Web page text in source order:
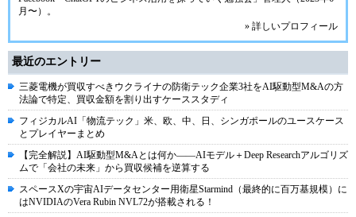
月〜）。
» 詳しいプロフィール
最近のエントリー
三菱電機が買収すべきウクライナの防衛テック企業3社をAI駆動型M&Aの方
法論で特定、買収金額を割り出すケーススタディ
フィジカルAI「物流テック」米、欧、中、日、シンガポールのユースケース
とプレイヤーまとめ
【完全解説】AI駆動型M&Aとは何か――AIモデル＋Deep Researchアルゴリズ
ムで「会社の未来」から買収候補を逆算する
スペースXの宇宙AIデータセンター用衛星Starmind（最終的に百万基規模）に
はNVIDIAのVera Rubin NVL72が搭載される！